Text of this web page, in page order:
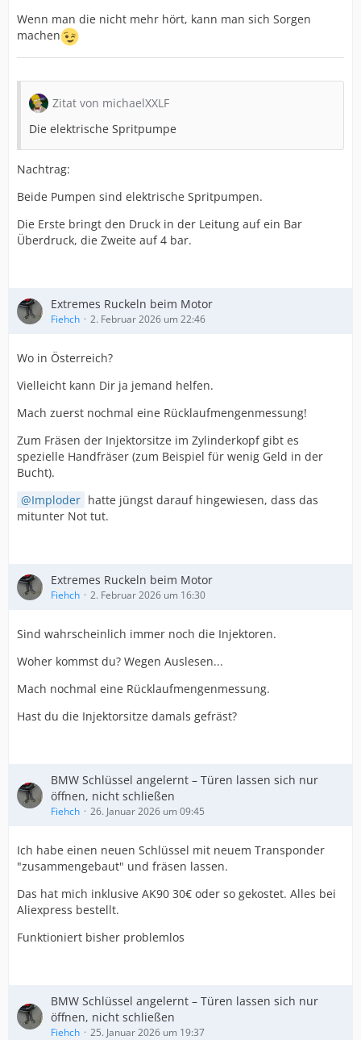
Wenn man die nicht mehr hört, kann man sich Sorgen
machen
Zitat von michaelXXLF
Die elektrische Spritpumpe
Nachtrag:
Beide Pumpen sind elektrische Spritpumpen.
Die Erste bringt den Druck in der Leitung auf ein Bar
Überdruck, die Zweite auf 4 bar.
Extremes Ruckeln beim Motor
Fiehch 2. Februar 2026 um 22:46
Wo in Österreich?
Vielleicht kann Dir ja jemand helfen.
Mach zuerst nochmal eine Rücklaufmengenmessung!
Zum Fräsen der Injektorsitze im Zylinderkopf gibt es
spezielle Handfräser (zum Beispiel für wenig Geld in der
Bucht).
Imploder hatte jüngst darauf hingewiesen, dass das
mitunter Not tut.
Extremes Ruckeln beim Motor
Fiehch 2. Februar 2026 um 16:30
Sind wahrscheinlich immer noch die Injektoren.
Woher kommst du? Wegen Auslesen...
Mach nochmal eine Rücklaufmengenmessung.
Hast du die Injektorsitze damals gefräst?
BMW Schlüssel angelernt – Türen lassen sich nur
öffnen, nicht schließen
Fiehch 26. Januar 2026 um 09:45
Ich habe einen neuen Schlüssel mit neuem Transponder
"zusammengebaut" und fräsen lassen.
Das hat mich inklusive AK90 30€ oder so gekostet. Alles bei
Aliexpress bestellt.
Funktioniert bisher problemlos
BMW Schlüssel angelernt – Türen lassen sich nur
öffnen, nicht schließen
Fiehch 25. Januar 2026 um 19:37